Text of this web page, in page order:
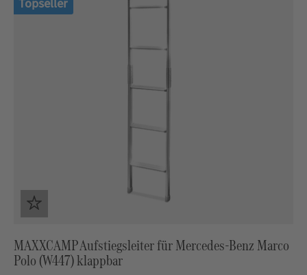
Topseller
MAXXCAMP Aufstiegsleiter für Mercedes-Benz Marco
Polo (W447) klappbar